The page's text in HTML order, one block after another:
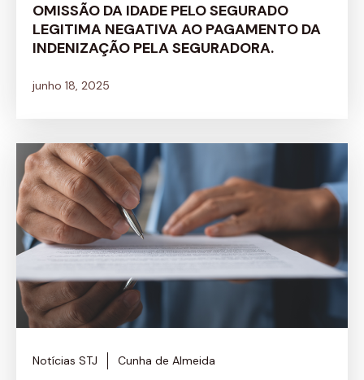
OMISSÃO DA IDADE PELO SEGURADO
LEGITIMA NEGATIVA AO PAGAMENTO DA
INDENIZAÇÃO PELA SEGURADORA.
junho 18, 2025
Notícias STJ Cunha de Almeida